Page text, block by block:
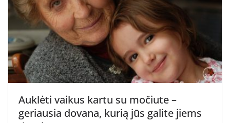
Auklėti vaikus kartu su močiute –
geriausia dovana, kurią jūs galite jiems